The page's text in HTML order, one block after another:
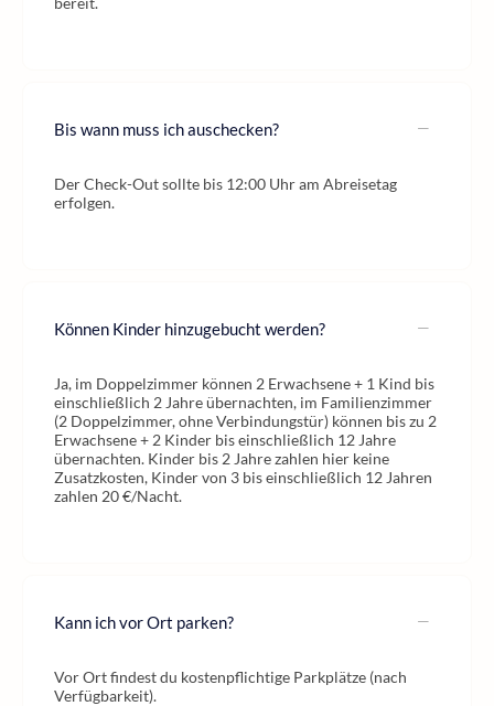
Bis wann muss ich auschecken?
Der Check-Out sollte bis 12:00 Uhr am Abreisetag
erfolgen.
Können Kinder hinzugebucht werden?
Ja, im Doppelzimmer können 2 Erwachsene + 1 Kind bis
einschließlich 2 Jahre übernachten, im Familienzimmer
(2 Doppelzimmer, ohne Verbindungstür) können bis zu 2
Erwachsene + 2 Kinder bis einschließlich 12 Jahre
übernachten. Kinder bis 2 Jahre zahlen hier keine
Zusatzkosten, Kinder von 3 bis einschließlich 12 Jahren
zahlen 20 €/Nacht.
Kann ich vor Ort parken?
Vor Ort findest du kostenpflichtige Parkplätze (nach
Verfügbarkeit).